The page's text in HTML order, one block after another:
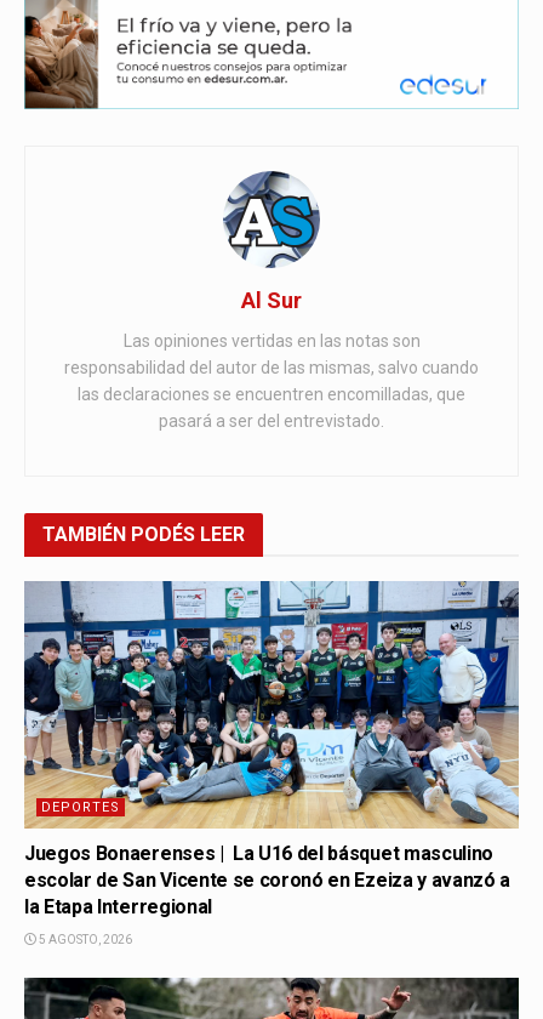
Al Sur
Las opiniones vertidas en las notas son
responsabilidad del autor de las mismas, salvo cuando
las declaraciones se encuentren encomilladas, que
pasará a ser del entrevistado.
TAMBIÉN PODÉS LEER
DEPORTES
Juegos Bonaerenses | La U16 del básquet masculino
escolar de San Vicente se coronó en Ezeiza y avanzó a
la Etapa Interregional
5 AGOSTO, 2026